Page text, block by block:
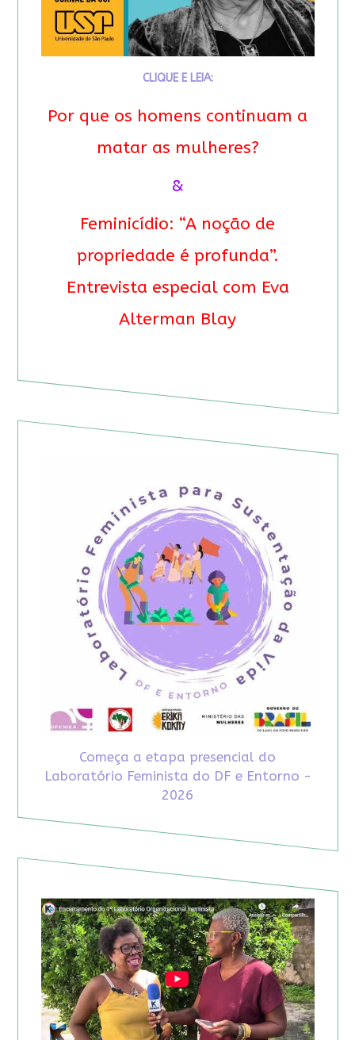
CLIQUE E LEIA:
Por que os homens continuam a
matar as mulheres?
&
Feminicídio: “A noção de
propriedade é profunda”.
Entrevista especial com Eva
Alterman Blay
Começa a etapa presencial do
Laboratório Feminista do DF e Entorno -
2026